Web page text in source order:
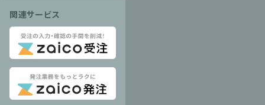
関連サービス